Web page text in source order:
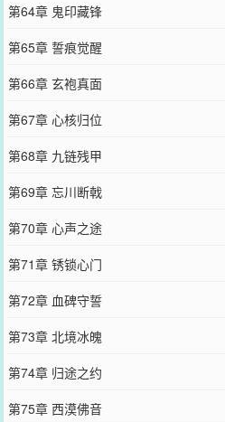
第64章 鬼印藏锋
第65章 誓痕觉醒
第66章 玄袍真面
第67章 心核归位
第68章 九链残甲
第69章 忘川断戟
第70章 心声之途
第71章 锈锁心门
第72章 血碑守誓
第73章 北境冰魄
第74章 归途之约
第75章 西漠佛音